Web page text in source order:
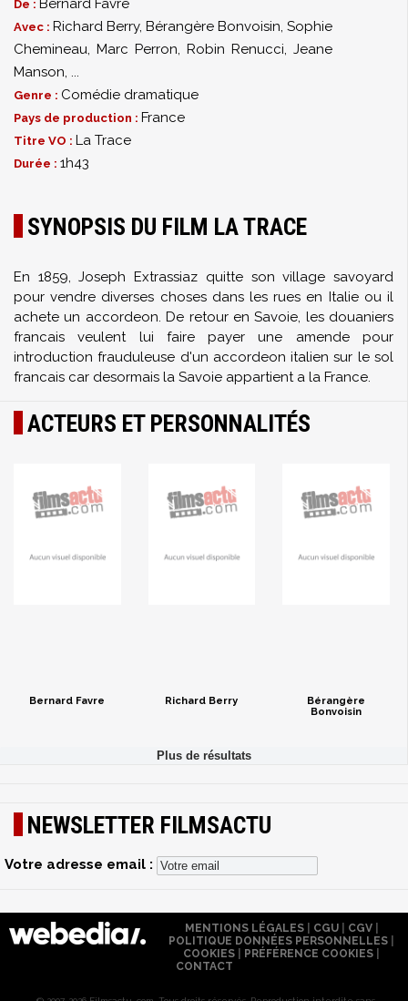
De : Bernard Favre
Avec : Richard Berry, Bérangère Bonvoisin, Sophie
Chemineau, Marc Perron, Robin Renucci, Jeane
Manson, ...
Genre : Comédie dramatique
Pays de production : France
Titre VO : La Trace
Durée : 1h43
SYNOPSIS DU FILM LA TRACE
En 1859, Joseph Extrassiaz quitte son village savoyard
pour vendre diverses choses dans les rues en Italie ou il
achete un accordeon. De retour en Savoie, les douaniers
francais veulent lui faire payer une amende pour
introduction frauduleuse d'un accordeon italien sur le sol
francais car desormais la Savoie appartient a la France.
ACTEURS ET PERSONNALITÉS
Bernard Favre Richard Berry
Bérangère
Bonvoisin
NEWSLETTER FILMSACTU
Votre adresse email :
MENTIONS LÉGALES| CGU| CGV|
POLITIQUE DONNÉES PERSONNELLES
COOKIES
PRÉFÉRENCE COOKIES
CONTACT